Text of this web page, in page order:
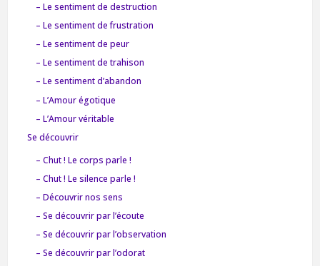
– Le sentiment de destruction
– Le sentiment de frustration
– Le sentiment de peur
– Le sentiment de trahison
– Le sentiment d’abandon
– L’Amour égotique
– L’Amour véritable
Se découvrir
– Chut ! Le corps parle !
– Chut ! Le silence parle !
– Découvrir nos sens
– Se découvrir par l’écoute
– Se découvrir par l’observation
– Se découvrir par l’odorat